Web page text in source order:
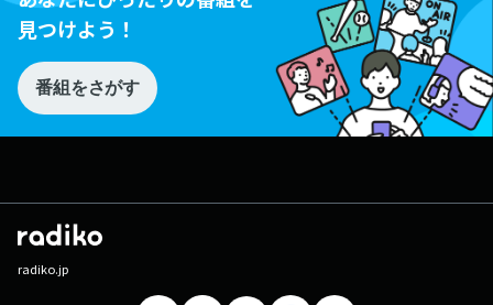
見つけよう！
番組をさがす
radiko.jp